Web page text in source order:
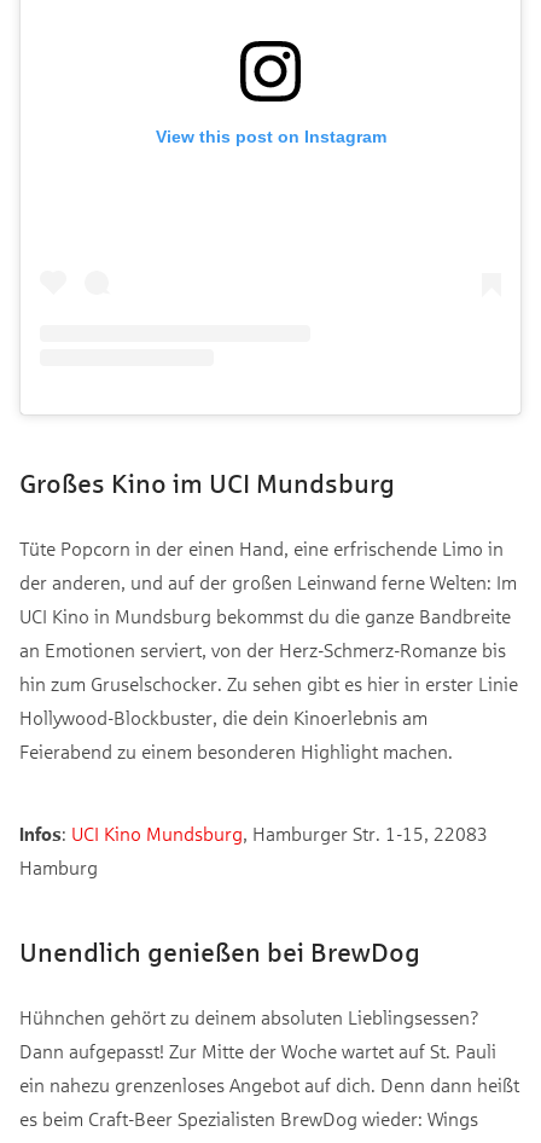
View this post on Instagram
Großes Kino im UCI Mundsburg
Tüte Popcorn in der einen Hand, eine erfrischende Limo in
der anderen, und auf der großen Leinwand ferne Welten: Im
UCI Kino in Mundsburg bekommst du die ganze Bandbreite
an Emotionen serviert, von der Herz-Schmerz-Romanze bis
hin zum Gruselschocker. Zu sehen gibt es hier in erster Linie
Hollywood-Blockbuster, die dein Kinoerlebnis am
Feierabend zu einem besonderen Highlight machen.
Infos: UCI Kino Mundsburg , Hamburger Str. 1-15, 22083
Hamburg
Unendlich genießen bei BrewDog
Hühnchen gehört zu deinem absoluten Lieblingsessen?
Dann aufgepasst! Zur Mitte der Woche wartet auf St. Pauli
ein nahezu grenzenloses Angebot auf dich. Denn dann heißt
es beim Craft-Beer Spezialisten BrewDog wieder: Wings